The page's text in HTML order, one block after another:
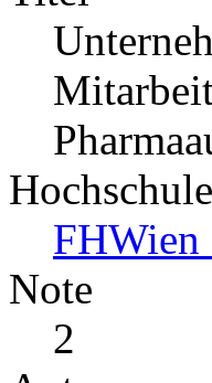
Hochschule
Note
2